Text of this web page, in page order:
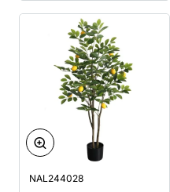
NAL244028